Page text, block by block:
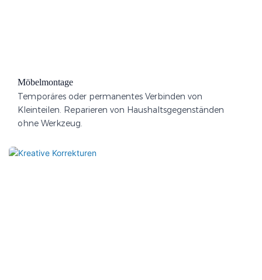
Möbelmontage
Temporäres oder permanentes Verbinden von
Kleinteilen. Reparieren von Haushaltsgegenständen
ohne Werkzeug.